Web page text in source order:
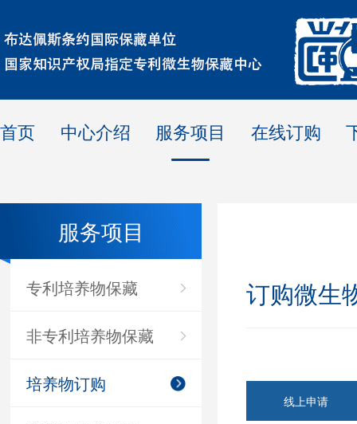
首页 中心介绍 服务项目 在线订购
服务项目
专利培养物保藏
非专利培养物保藏
培养物订购
订购微
线上申请